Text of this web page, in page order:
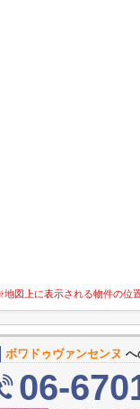
図上に表示される物件の位
ボワドゥヴァンセンヌ へ
06-